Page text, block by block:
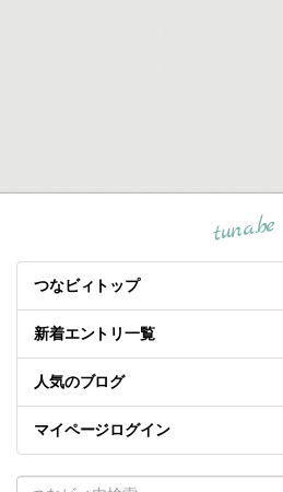
tuna.be
つなビィトップ
新着エントリ一覧
人気のブログ
マイページログイン